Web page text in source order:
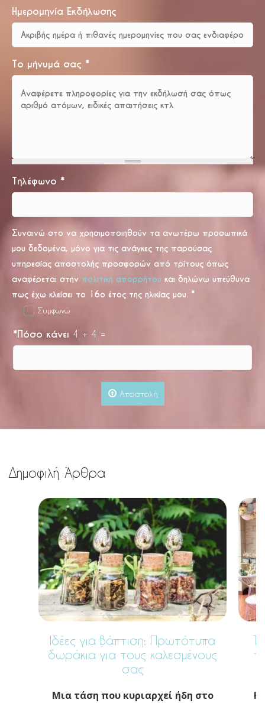
Ημερομηνία Εκδήλωσης
Το μήνυμά σας *
Τηλέφωνο *
Συναινώ στο να χρησιμοποιηθούν τα ανωτέρω προσωπικά
μου δεδομένα, μόνο για τις ανάγκες της παρούσας
υπηρεσίας αποστολής προσφορών από τρίτους όπως
αναφέρεται στην πολιτική απορρήτου και δηλώνω υπεύθυνα
πως έχω κλείσει το 16ο έτος της ηλικίας μου. *
Συμφωνώ
Πόσο κάνει
* 4 + 4 =
Αποστολή
Δημοφιλή Άρθρα
Ιδέες για Βάπτιση: Πρωτότυπα
δωράκια για τους καλεσμένους
σας
Μια τάση που κυριαρχεί ήδη στο
Η